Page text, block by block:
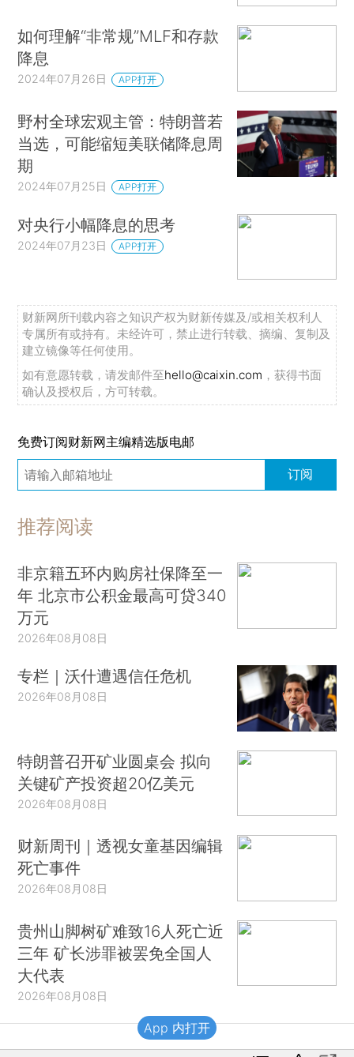
如何理解“非常规”MLF和存款
降息
2024年07月26日 APP打开
野村全球宏观主管：特朗普若
当选，可能缩短美联储降息周
期
2024年07月25日 APP打开
对央行小幅降息的思考
2024年07月23日 APP打开
财新网所刊载内容之知识产权为财新传媒及/或相关权利人
专属所有或持有。未经许可，禁止进行转载、摘编、复制及
建立镜像等任何使用。
如有意愿转载，请发邮件至hello@caixin.com ，获得书面
确认及授权后，方可转载。
免费订阅财新网主编精选版电邮
订阅
推荐阅读
非京籍五环内购房社保降至一
年 北京市公积金最高可贷340
万元
2026年08月08日
专栏｜沃什遭遇信任危机
2026年08月08日
特朗普召开矿业圆桌会 拟向
关键矿产投资超20亿美元
2026年08月08日
财新周刊｜透视女童基因编辑
死亡事件
2026年08月08日
贵州山脚树矿难致16人死亡近
三年 矿长涉罪被罢免全国人
大代表
2026年08月08日
App 内打开